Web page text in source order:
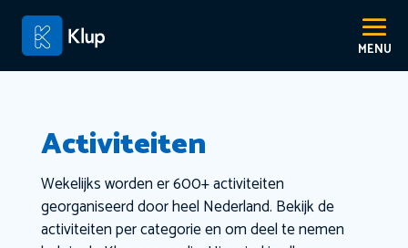
Activiteiten
Wekelijks worden er 600+ activiteiten
georganiseerd door heel Nederland. Bekijk de
activiteiten per categorie en om deel te nemen